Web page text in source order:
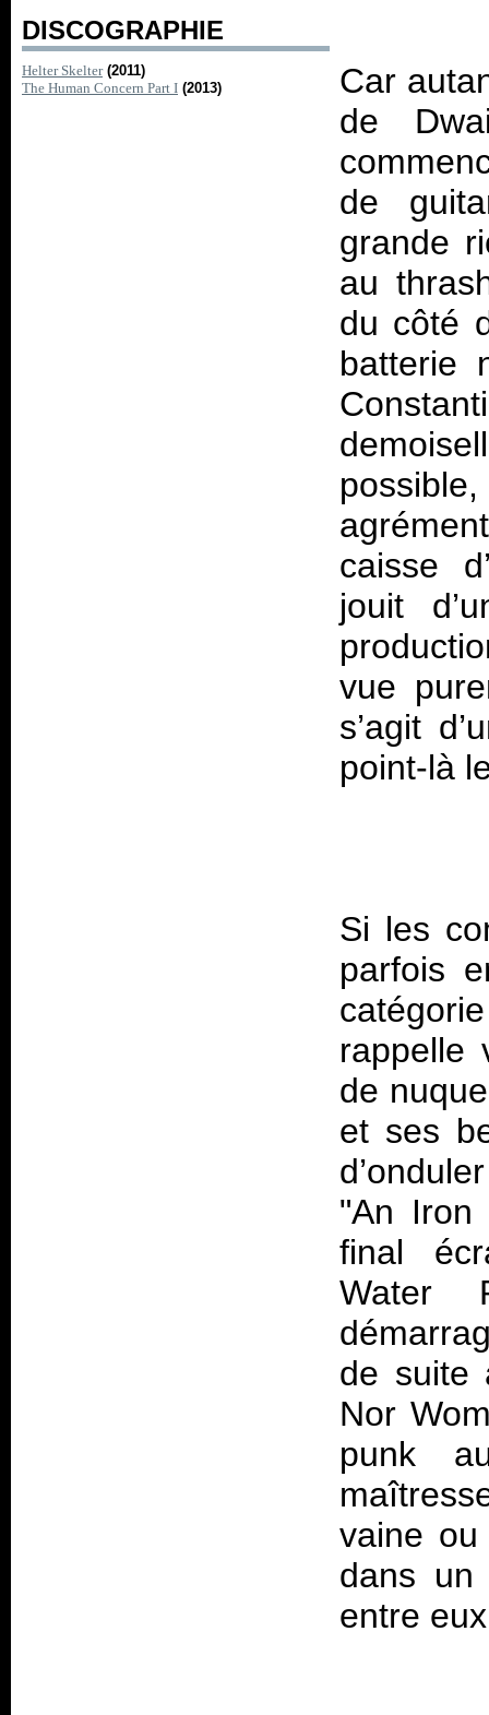
DISCOGRAPHIE
Helter Skelter (2011)
The Human Concern Part I (2013)
Car
de
de
grande
au
du côté
batterie
caisse
jouit
vue
s’agit
point-là
Si les
parfois
rappelle
de
et ses
"An Iron
final
Water
de suite
Nor
punk
vaine
dans un
entre